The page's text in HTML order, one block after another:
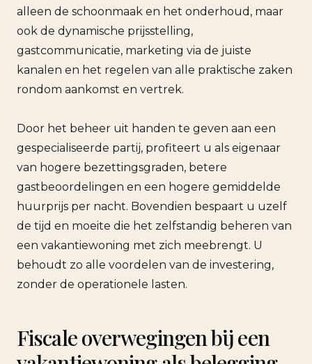
alleen de schoonmaak en het onderhoud, maar
ook de dynamische prijsstelling,
gastcommunicatie, marketing via de juiste
kanalen en het regelen van alle praktische zaken
rondom aankomst en vertrek.
Door het beheer uit handen te geven aan een
gespecialiseerde partij, profiteert u als eigenaar
van hogere bezettingsgraden, betere
gastbeoordelingen en een hogere gemiddelde
huurprijs per nacht. Bovendien bespaart u uzelf
de tijd en moeite die het zelfstandig beheren van
een vakantiewoning met zich meebrengt. U
behoudt zo alle voordelen van de investering,
zonder de operationele lasten.
Fiscale overwegingen bij een